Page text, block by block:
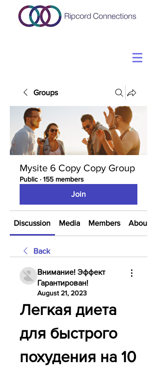
Groups
Mysite 6 Copy Copy Group
Public · 155 members
Join
Discussion Media Members About
Back
Внимание! Эффект
Гарантирован!
August 21, 2023
Легкая диета
для быстрого
похудения на 10